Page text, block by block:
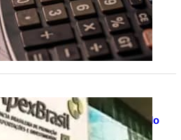
de entidades empresariais,
regras da Reforma
Brasil: planejamento e
debates sobre futuro do